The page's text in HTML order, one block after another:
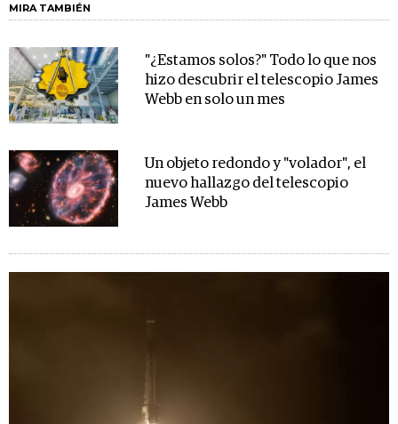
MIRA TAMBIÉN
"¿Estamos solos?" Todo lo que nos
hizo descubrir el telescopio James
Webb en solo un mes
Un objeto redondo y "volador", el
nuevo hallazgo del telescopio
James Webb